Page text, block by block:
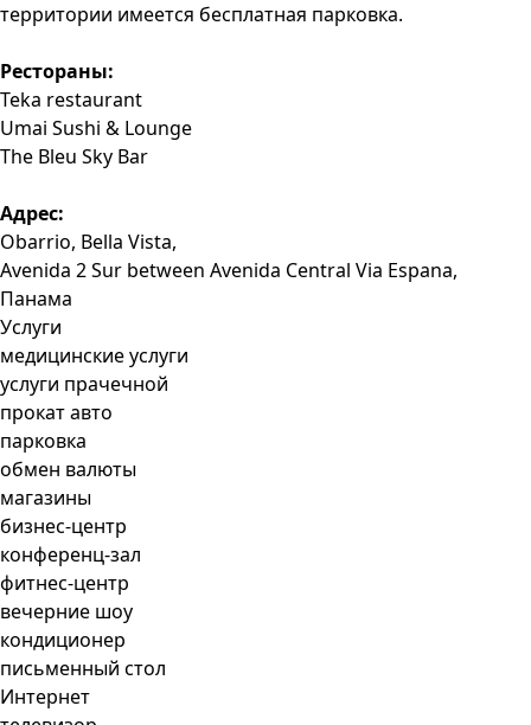
территории имеется бесплатная парковка.
Рестораны:
Teka restaurant
Umai Sushi & Lounge
The Bleu Sky Bar
Адрес:
Obarrio, Bella Vista,
Avenida 2 Sur between Avenida Central Via Espana,
Панама
Услуги
медицинские услуги
услуги прачечной
прокат авто
парковка
обмен валюты
магазины
бизнес-центр
конференц-зал
фитнес-центр
вечерние шоу
кондиционер
письменный стол
Интернет